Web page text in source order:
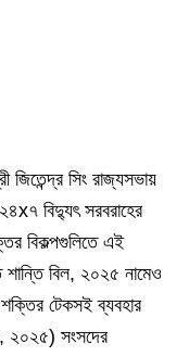
জিতেন্দ্র সিং রাজ্যসভায়
বিদ্যুৎ সরবরাহের
বিকল্পগুলিতে এই
শান্তি বিল, ২০২৫ নামেও
টেকসই ব্যবহার
২০২৫) সংসদের